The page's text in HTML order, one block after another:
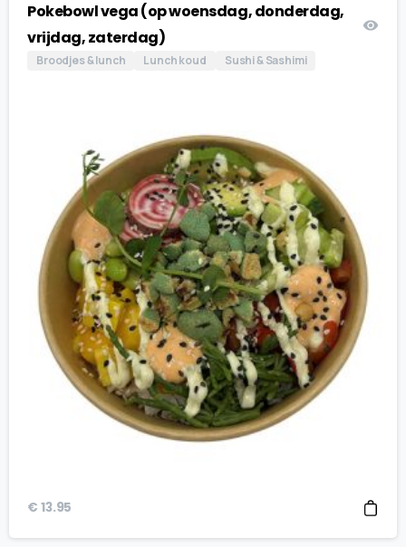
Pokebowl vega (op woensdag, donderdag,
vrijdag, zaterdag)
Broodjes & lunch Lunch koud Sushi & Sashimi
€ 13.95